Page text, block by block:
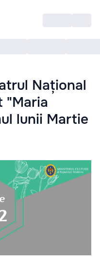
Național
"Maria
lunii Martie